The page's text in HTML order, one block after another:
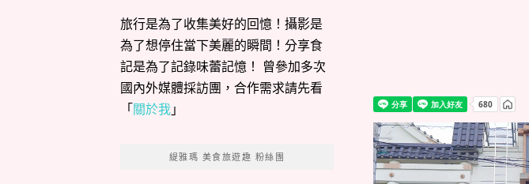
旅行是為了收集美好的回憶！攝影是
為了想停住當下美麗的瞬間！分享食
記是為了記錄味蕾記憶！ 曾參加多次
國內外媒體採訪團，合作需求請先看
「關於我」
緹雅瑪 美食旅遊趣 粉絲團